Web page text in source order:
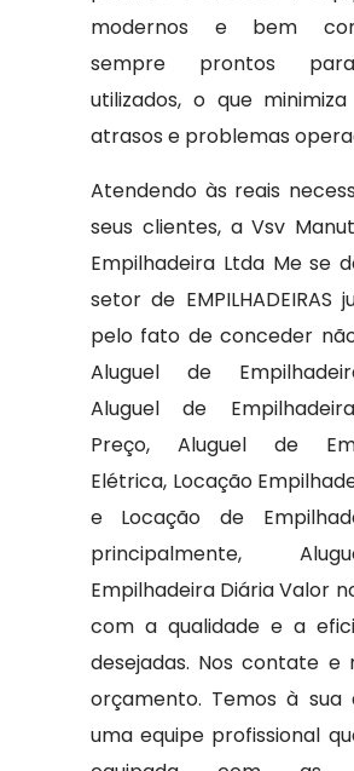
modernos e bem
sempre prontos
utilizados, o que
atrasos e problemas
Atendendo às reais
seus clientes, a Vsv
Empilhadeira Ltda Me se
setor de EMPILHADEIRAS
pelo fato de conceder
Aluguel de
Aluguel de
Preço, Aluguel de
Elétrica, Locação
e Locação de
principalmente,
Empilhadeira Diária Valor
com a qualidade e a
desejadas. Nos contate e
orçamento. Temos à sua
uma equipe profissional